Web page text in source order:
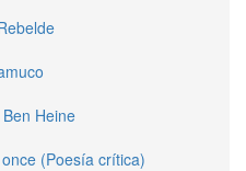
Heine
(Poesía crítica)